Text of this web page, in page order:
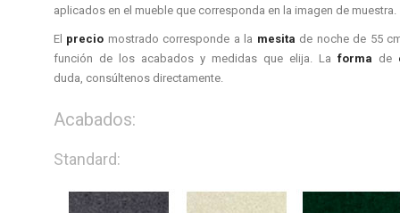
aplicados en el mueble que corresponda en la imagen de muestra.
El precio mostrado corresponde a la mesita de noche de 55
función de los acabados y medidas que elija. La forma de
duda, consúltenos directamente.
Acabados:
Standard: